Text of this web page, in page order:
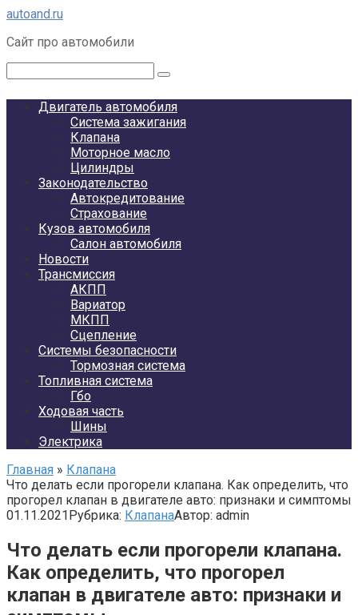
Перейти
контенту
autoand.ru
Сайт про автомобили
Двигатель автомобиля
Система зажигания
Клапана
Моторное масло
Цилиндры
Законодательство
Автокредитование
Страхование
Кузов автомобиля
Салон автомобиля
Новости
Трансмиссия
АКПП
Вариатор
МКПП
Сцепление
Системы безопасности
Тормозная система
Топливная система
Гбо
Ходовая часть
Шины
Электрика
Главная » Клапана
Что делать если прогорели клапана. Как определить, что
прогорел клапан в двигателе авто: признаки и симптомы
01.11.2021Рубрика: КлапанаАвтор: admin
Что делать если прогорели клапана.
Как определить, что прогорел
клапан в двигателе авто: признаки и